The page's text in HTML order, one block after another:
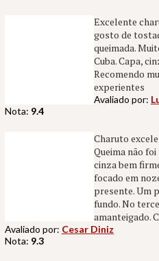
Excelente
gosto de
queimada.
Cuba. Capa,
Recomendo
experientes
Avaliado por:
Nota: 9.4
Charuto
Queima não
cinza bem
focado em
presente. Um
fundo. No
amanteigado.
Avaliado por: Cesar Diniz
Nota: 9.3